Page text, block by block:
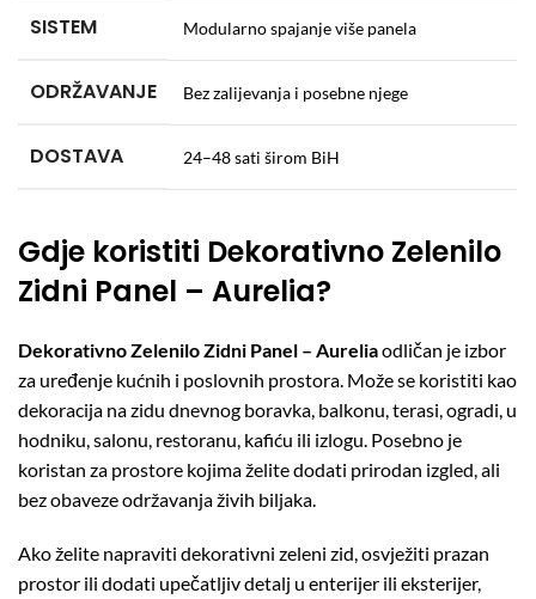
SISTEM Modularno spajanje više panela
ODRŽAVANJE Bez zalijevanja i posebne njege
DOSTAVA 24–48 sati širom BiH
Gdje koristiti Dekorativno Zelenilo
Zidni Panel – Aurelia?
Dekorativno Zelenilo Zidni Panel – Aureliaodličan je izbor
za uređenje kućnih i poslovnih prostora. Može se koristiti kao
dekoracija na zidu dnevnog boravka, balkonu, terasi, ogradi, u
hodniku, salonu, restoranu, kafiću ili izlogu. Posebno je
koristan za prostore kojima želite dodati prirodan izgled, ali
bez obaveze održavanja živih biljaka.
Ako želite napraviti dekorativni zeleni zid, osvježiti prazan
prostor ili dodati upečatljiv detalj u enterijer ili eksterijer,